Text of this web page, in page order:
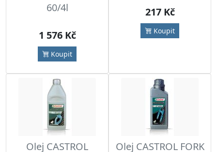
60/4l
1 576 Kč
Koupit
217 Kč
Koupit
Olej CASTROL
Olej CASTROL FORK